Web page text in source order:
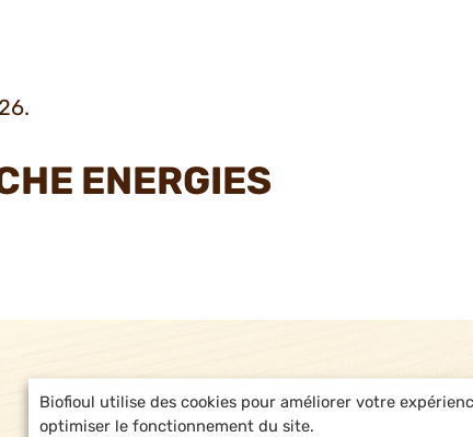
ENERGIES
Biofioul utilise des cookies pour améliorer votre
optimiser le fonctionnement du site.